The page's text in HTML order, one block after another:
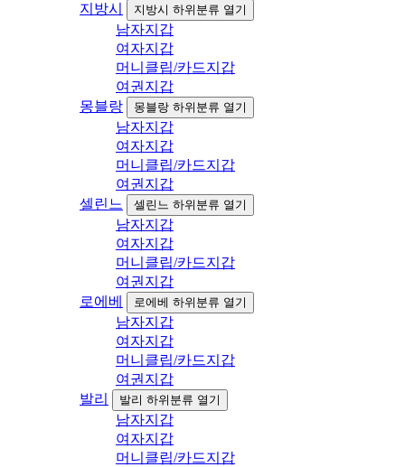
지방시
지방시 하위분류 열기
남자지갑
여자지갑
머니클립/카드지갑
여권지갑
몽블랑
몽블랑 하위분류 열기
남자지갑
여자지갑
머니클립/카드지갑
여권지갑
셀린느
셀린느 하위분류 열기
남자지갑
여자지갑
머니클립/카드지갑
여권지갑
로에베
로에베 하위분류 열기
남자지갑
여자지갑
머니클립/카드지갑
여권지갑
발리
발리 하위분류 열기
남자지갑
여자지갑
머니클립/카드지갑